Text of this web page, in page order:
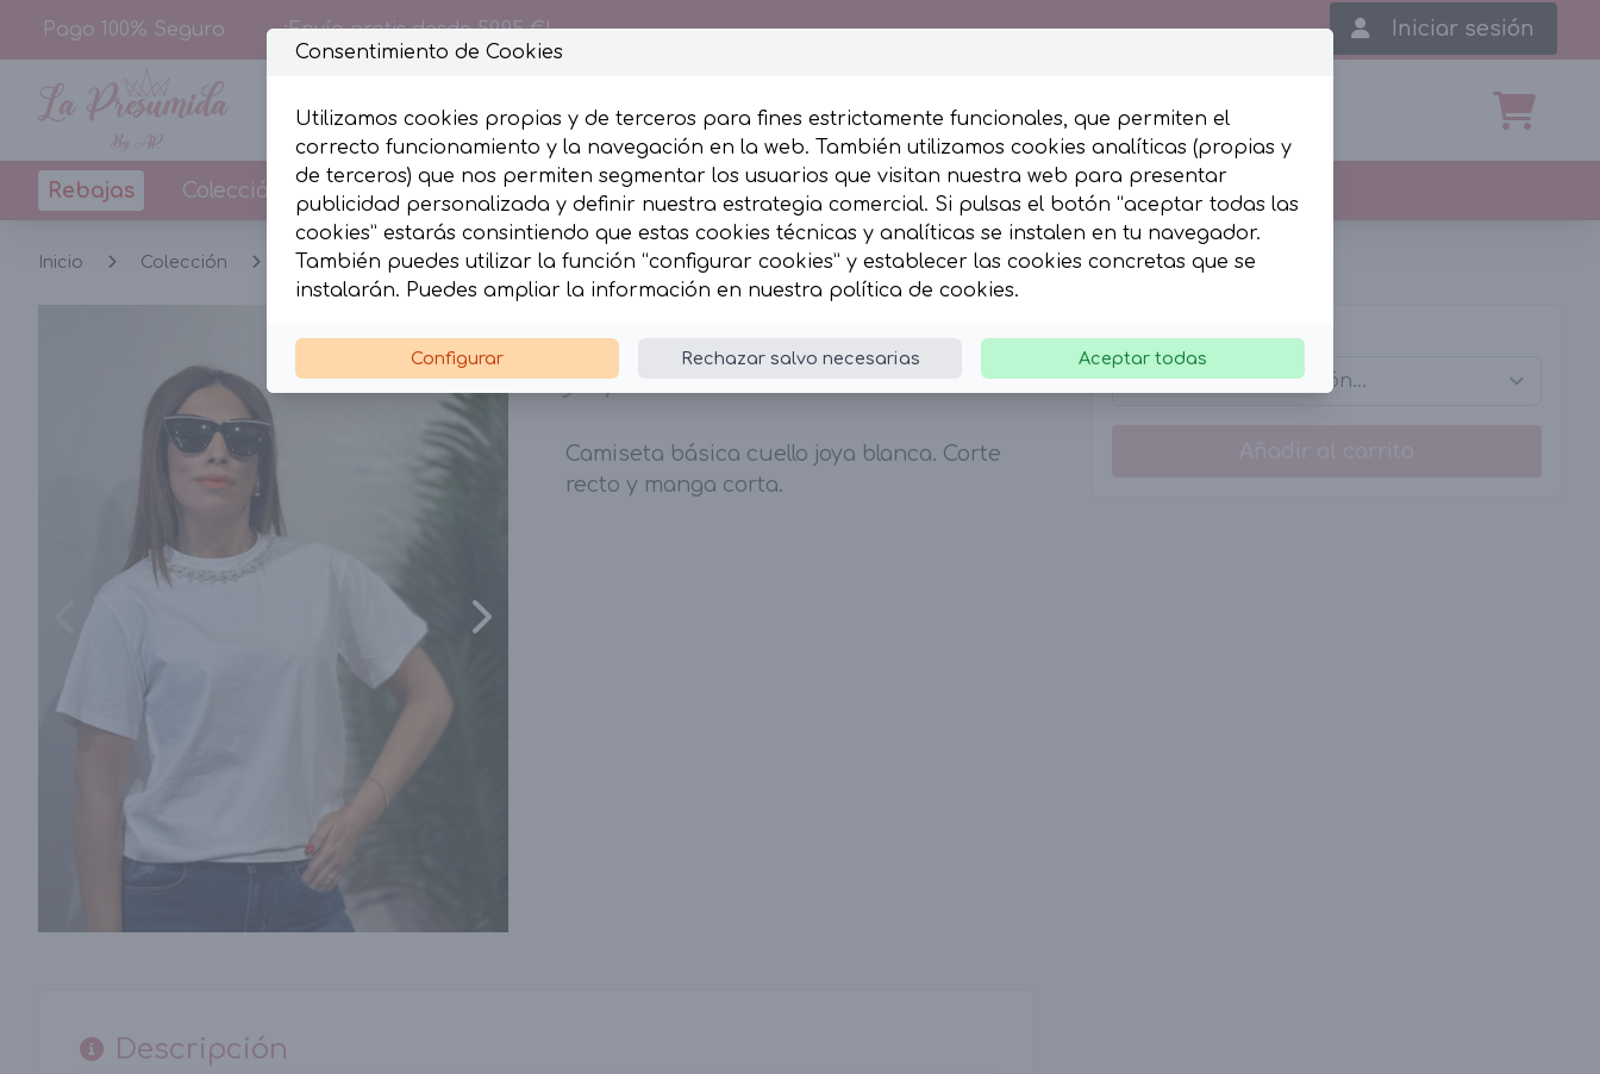
Pago 100% Seguro ¡Envío gratis desde 59,95 €! Iniciar sesión
Rebajas Colección Diseños By La Presumida Complementos
Inicio Colección Camisetas y Tops Camiseta básica cuello joya blanca.
Camiseta básica cuello
joya blanca.
Camiseta básica cuello joya blanca. Corte
recto y manga corta.
Tallas
Descripción
Consentimiento de Cookies
Utilizamos cookies propias y de terceros para fines estrictamente funcionales, que permiten el
correcto funcionamiento y la navegación en la web. También utilizamos cookies analíticas (propias y
de terceros) que nos permiten segmentar los usuarios que visitan nuestra web para presentar
publicidad personalizada y definir nuestra estrategia comercial. Si pulsas el botón “aceptar todas las
cookies” estarás consintiendo que estas cookies técnicas y analíticas se instalen en tu navegador.
También puedes utilizar la función “configurar cookies” y establecer las cookies concretas que se
instalarán. Puedes ampliar la información en nuestra política de cookies.
Configurar Rechazar salvo necesarias Aceptar todas